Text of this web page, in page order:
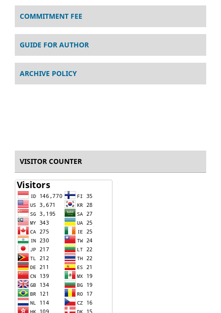
COMMITMENT FEE
GUIDE FOR AUTHOR
ARCHIVE POLICY
VISITOR COUNTER